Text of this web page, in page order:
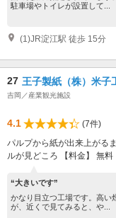
駐車場やトイレが設置して...
(1)JR淀江駅 徒歩 15分
27 王子製紙（株）米子
吉岡／産業観光施設
4.1
(7件)
パルプから紙が出来上がる
ルが見どころ 【料金】 無料
“大きいです”
かなり目立つ工場です。高い
が、近くで見てみると、や...